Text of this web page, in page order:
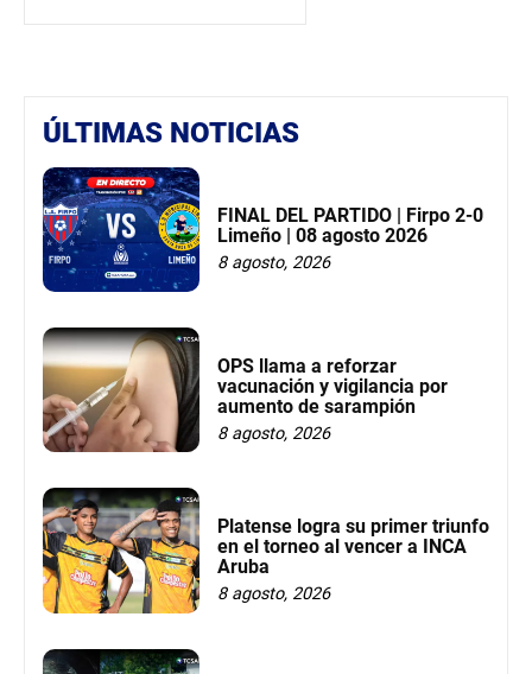
ÚLTIMAS NOTICIAS
FINAL DEL PARTIDO | Firpo 2-0
Limeño | 08 agosto 2026
8 agosto, 2026
OPS llama a reforzar
vacunación y vigilancia por
aumento de sarampión
8 agosto, 2026
Platense logra su primer triunfo
en el torneo al vencer a INCA
Aruba
8 agosto, 2026